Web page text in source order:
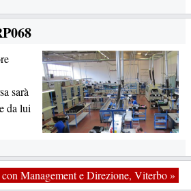
sarà
da lui
Management e Direzione, Viterbo »